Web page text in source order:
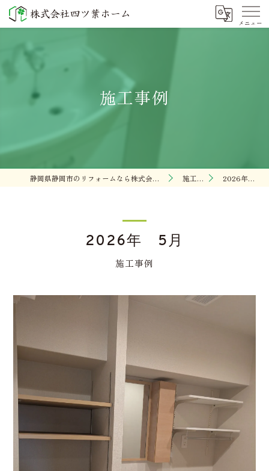
施工事例
静岡県静岡市のリフォームなら株式会社四ツ葉ホーム 施工事例 2026年 5月
施工事例
2026年 5月